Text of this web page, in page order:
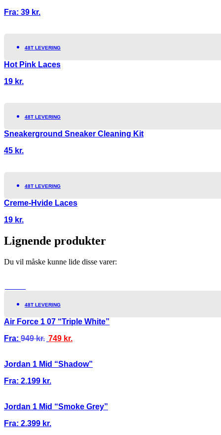
Fra: 39 kr.
48T LEVERING
Hot Pink Laces
19 kr.
48T LEVERING
Sneakerground Sneaker Cleaning Kit
45 kr.
48T LEVERING
Creme-Hvide Laces
19 kr.
Lignende produkter
Du vil måske kunne lide disse varer:
48T LEVERING
Air Force 1 07 “Triple White”
Fra: 949kr. 749 kr.
Jordan 1 Mid “Shadow”
Fra: 2.199 kr.
Jordan 1 Mid “Smoke Grey”
Fra: 2.399 kr.